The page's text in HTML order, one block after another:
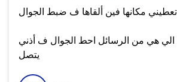
مكانها فين ألقاها ف ضبط الجوال
الي هي من الرسائل احط الجوال ف أذني
يتصل